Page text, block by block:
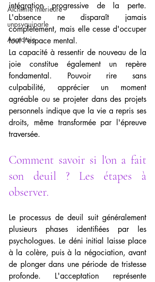
Alchimie intérieure
unpsyquiparle
Anatomie
intégration progressive de la perte.
L'absence ne disparaît jamais
complètement, mais elle cesse d'occuper
tout l'espace mental.
La capacité à ressentir de nouveau de la
joie constitue également un repère
fondamental. Pouvoir rire sans
culpabilité, apprécier un moment
agréable ou se projeter dans des projets
personnels indique que la vie a repris ses
droits, même transformée par l'épreuve
traversée.
Comment savoir si l'on a fait
son deuil ? Les étapes à
observer.
Le processus de deuil suit généralement
plusieurs phases identifiées par les
psychologues. Le déni initial laisse place
à la colère, puis à la négociation, avant
de plonger dans une période de tristesse
profonde. L'acceptation représente